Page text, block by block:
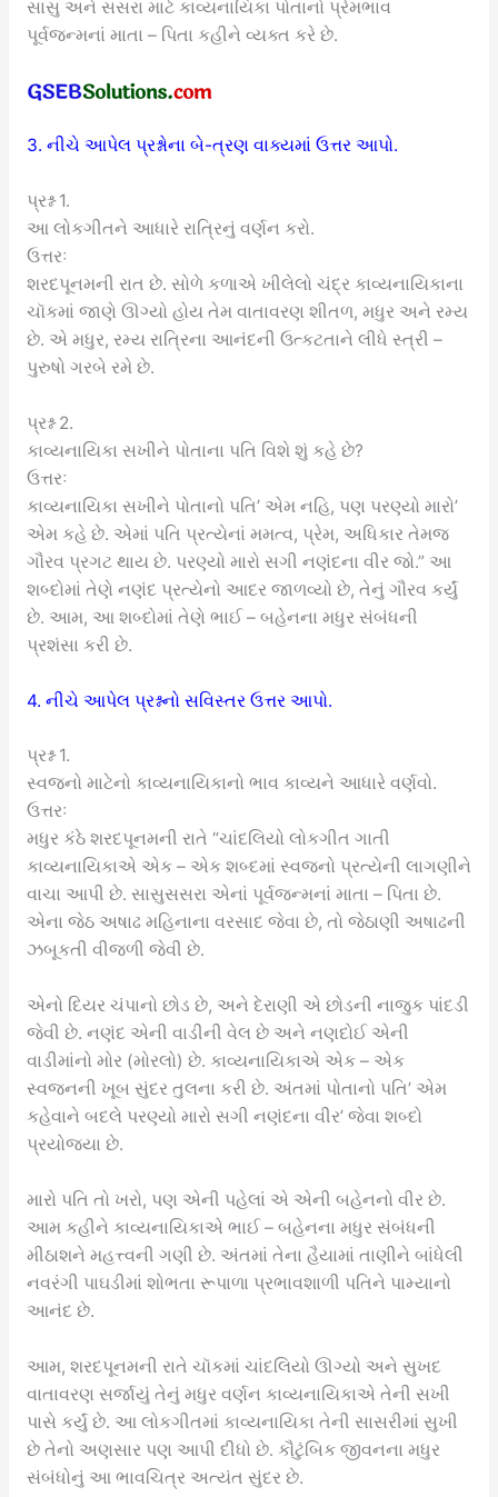
સાસુ અને સસરા માટે કાવ્યનાયિકા પોતાનો પ્રેમભાવ
પૂર્વજન્મનાં માતા – પિતા કહીને વ્યક્ત કરે છે.
3. નીચે આપેલ પ્રશ્નોના બે-ત્રણ વાક્યમાં ઉત્તર આપો.
પ્રશ્ન 1.
આ લોકગીતને આધારે રાત્રિનું વર્ણન કરો.
ઉત્તરઃ
શરદપૂનમની રાત છે. સોળે કળાએ ખીલેલો ચંદ્ર કાવ્યનાયિકાના
ચૉકમાં જાણે ઊગ્યો હોય તેમ વાતાવરણ શીતળ, મધુર અને રમ્ય
છે. એ મધુર, રમ્ય રાત્રિના આનંદની ઉત્કટતાને લીધે સ્ત્રી –
પુરુષો ગરબે રમે છે.
પ્રશ્ન 2.
કાવ્યનાયિકા સખીને પોતાના પતિ વિશે શું કહે છે?
ઉત્તરઃ
કાવ્યનાયિકા સખીને પોતાનો પતિ’ એમ નહિ, પણ પરણ્યો મારો’
એમ કહે છે. એમાં પતિ પ્રત્યેનાં મમત્વ, પ્રેમ, અધિકાર તેમજ
ગૌરવ પ્રગટ થાય છે. પરણ્યો મારો સગી નણંદના વીર જો.” આ
શબ્દોમાં તેણે નણંદ પ્રત્યેનો આદર જાળવ્યો છે, તેનું ગૌરવ કર્યું
છે. આમ, આ શબ્દોમાં તેણે ભાઈ – બહેનના મધુર સંબંધની
પ્રશંસા કરી છે.
4. નીચે આપેલ પ્રશ્નનો સવિસ્તર ઉત્તર આપો.
પ્રશ્ન 1.
સ્વજનો માટેનો કાવ્યનાયિકાનો ભાવ કાવ્યને આધારે વર્ણવો.
ઉત્તરઃ
મધુર કંઠે શરદપૂનમની રાતે “ચાંદલિયો લોકગીત ગાતી
કાવ્યનાયિકાએ એક – એક શબ્દમાં સ્વજનો પ્રત્યેની લાગણીને
વાચા આપી છે. સાસુસસરા એનાં પૂર્વજન્મનાં માતા – પિતા છે.
એના જેઠ અષાઢ મહિનાના વરસાદ જેવા છે, તો જેઠાણી અષાઢની
ઝબૂકતી વીજળી જેવી છે.
એનો દિયર ચંપાનો છોડ છે, અને દેરાણી એ છોડની નાજુક પાંદડી
જેવી છે. નણંદ એની વાડીની વેલ છે અને નણદોઈ એની
વાડીમાંનો મોર (મોરલો) છે. કાવ્યનાયિકાએ એક – એક
સ્વજનની ખૂબ સુંદર તુલના કરી છે. અંતમાં પોતાનો પતિ’ એમ
કહેવાને બદલે પરણ્યો મારો સગી નણંદના વીર’ જેવા શબ્દો
પ્રયોજ્યા છે.
મારો પતિ તો ખરો, પણ એની પહેલાં એ એની બહેનનો વીર છે.
આમ કહીને કાવ્યનાયિકાએ ભાઈ – બહેનના મધુર સંબંધની
મીઠાશને મહત્ત્વની ગણી છે. અંતમાં તેના હૈયામાં તાણીને બાંધેલી
નવરંગી પાઘડીમાં શોભતા રૂપાળા પ્રભાવશાળી પતિને પામ્યાનો
આનંદ છે.
આમ, શરદપૂનમની રાતે ચૉકમાં ચાંદલિયો ઊગ્યો અને સુખદ
વાતાવરણ સર્જાયું તેનું મધુર વર્ણન કાવ્યનાયિકાએ તેની સખી
પાસે કર્યું છે. આ લોકગીતમાં કાવ્યનાયિકા તેની સાસરીમાં સુખી
છે તેનો અણસાર પણ આપી દીધો છે. કૌટુંબિક જીવનના મધુર
સંબંધોનું આ ભાવચિત્ર અત્યંત સુંદર છે.